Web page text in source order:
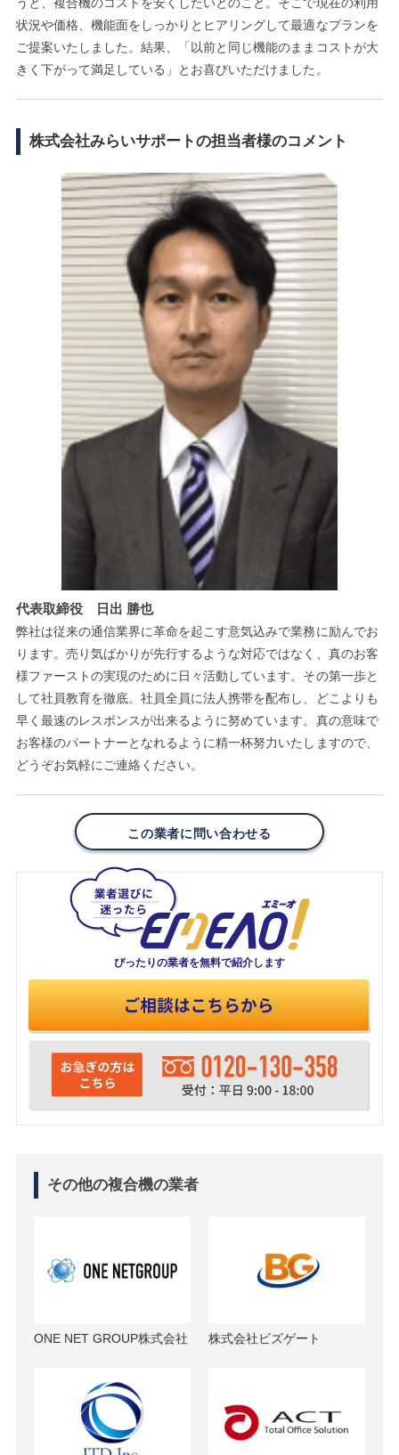
状況や価格、機能面をしっかりとヒアリングして最適なプランを
ご提案いたしました。結果、「以前と同じ機能のままコストが大
きく下がって満足している」とお喜びいただけました。
株式会社みらいサポートの担当者様のコメント
代表取締役 日出 勝也
弊社は従来の通信業界に革命を起こす意気込みで業務に励んでお
ります。売り気ばかりが先行するような対応ではなく、真のお客
様ファーストの実現のために日々活動しています。その第一歩と
して社員教育を徹底。社員全員に法人携帯を配布し、どこよりも
早く最速のレスポンスが出来るように努めています。真の意味で
お客様のパートナーとなれるように精一杯努力いたしますので、
どうぞお気軽にご連絡ください。
この業者に問い合わせる
ぴったりの業者を無料で紹介します
その他の複合機の業者
ONE NET GROUP株式会社 株式会社ビズゲート